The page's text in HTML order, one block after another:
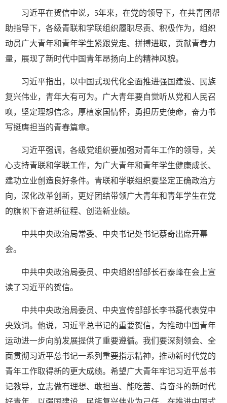
习近平在贺信中说，5年来，在党的领导下，在共青团帮
助指导下，各级青联和学联组织履职尽责、积极作为，组织
动员广大青年和青年学生紧跟党走、拼搏进取，贡献青春力
量，展现了新时代中国青年昂扬向上的精神风貌。
习近平指出，以中国式现代化全面推进强国建设、民族
复兴伟业，青年大有可为。广大青年要自觉听从党和人民召
唤，坚定理想信念，厚植家国情怀，勇担历史使命，奋力书
写挺膺担当的青春篇章。
习近平强调，各级党组织要加强对青年工作的领导，关
心支持青联和学联工作，为广大青年和青年学生健康成长、
建功立业创造良好条件。青联和学联组织要坚定正确政治方
向，深化改革创新，更好团结带领广大青年和青年学生在党
的旗帜下奋进新征程、创造新业绩。
中共中央政治局常委、中央书记处书记蔡奇出席开幕
会。
中共中央政治局委员、中央组织部部长石泰峰在会上宣
读了习近平的贺信。
中共中央政治局委员、中央宣传部部长李书磊代表党中
央致词。他说，习近平总书记的重要贺信，为推动中国青年
运动进一步向前发展提供了重要遵循。我们要深刻领会、全
面贯彻习近平总书记一系列重要指示精神，推动新时代党的
青年工作取得新的更大成绩。希望广大青年牢记习近平总书
记教导，立志做有理想、敢担当、能吃苦、肯奋斗的新时代